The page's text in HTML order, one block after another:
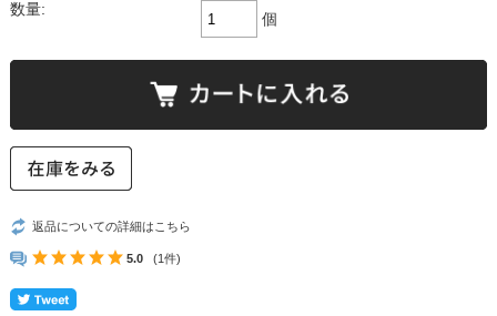
数量:
個
返品についての詳細はこちら
5.0 (1件)